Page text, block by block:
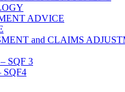
ADVICE
and CLAIMS
SQF 3